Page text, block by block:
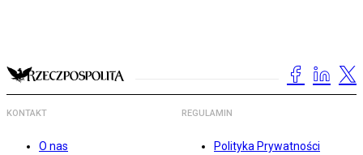
KONTAKT
O nas
REGULAMIN
Polityka Prywatności